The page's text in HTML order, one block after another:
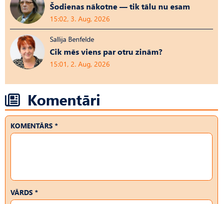
Šodienas nākotne — tik tālu nu esam
15:02, 3. Aug, 2026
Sallija Benfelde
Cik mēs viens par otru zinām?
15:01, 2. Aug, 2026
Komentāri
KOMENTĀRS *
VĀRDS *